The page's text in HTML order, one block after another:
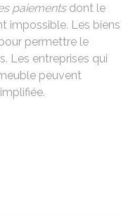
paiementsdont le
impossible. Les biens
permettre le
Les entreprises qui
peuvent